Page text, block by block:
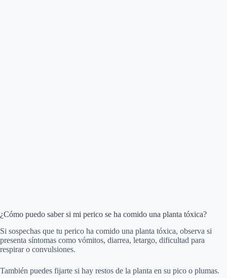
¿Cómo puedo saber si mi perico se ha comido una planta tóxica?
Si sospechas que tu perico ha comido una planta tóxica, observa si
presenta síntomas como vómitos, diarrea, letargo, dificultad para
respirar o convulsiones.
También puedes fijarte si hay restos de la planta en su pico o plumas.